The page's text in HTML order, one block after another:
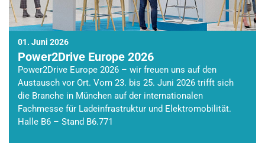
01. Juni 2026
Power2Drive Europe 2026
Power2Drive Europe 2026 – wir freuen uns auf den
Austausch vor Ort. Vom 23. bis 25. Juni 2026 trifft sich
die Branche in München auf der internationalen
Fachmesse für Ladeinfrastruktur und Elektromobilität.
Halle B6 – Stand B6.771